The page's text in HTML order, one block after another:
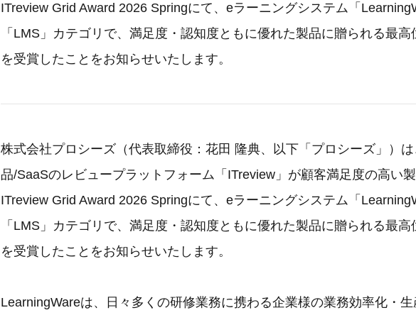
ITreview Grid Award 2026 Springにて、eラーニングシステム「
「LMS」カテゴリで、満足度・認知度ともに優れた製品に贈られる最高
を受賞したことをお知らせいたします。
株式会社プロシーズ（代表取締役：花田 隆典、以下「プロシーズ」）
品/SaaSのレビュープラットフォーム「ITreview」が顧客満足度の高い
ITreview Grid Award 2026 Springにて、eラーニングシステム「
「LMS」カテゴリで、満足度・認知度ともに優れた製品に贈られる最高
を受賞したことをお知らせいたします。
LearningWareは、日々多くの研修業務に携わる企業様の業務効率化・